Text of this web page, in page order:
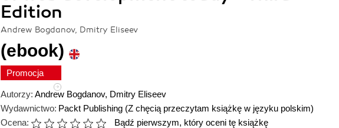
Edition
Andrew Bogdanov, Dmitry Eliseev
(ebook)
Promocja
Autorzy: Andrew Bogdanov, Dmitry Eliseev
Wydawnictwo: Packt Publishing (Z chęcią przeczytam książkę w języku polskim)
Ocena:
Bądź pierwszym, który oceni tę książkę